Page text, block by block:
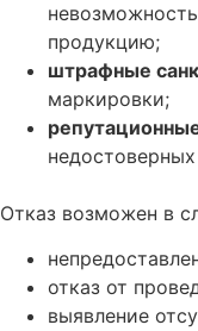
продукцию;
штрафные
маркировки;
Отказ возможен в
отказ от
выявление